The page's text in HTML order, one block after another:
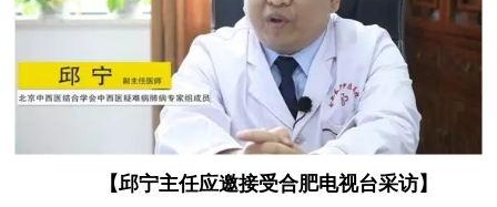
【邱宁主任应邀接受合肥电视台采访】